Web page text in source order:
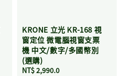
KRONE 立光 KR-168 視
窗定位 微電腦視窗支票
機 中文/數字/多國幣別
(選購)
Regular
NT$ 2,990.0